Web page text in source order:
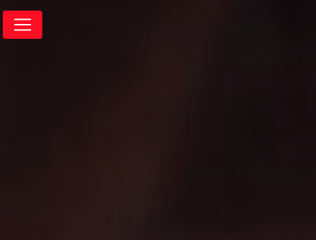
Panneau de gestion des cookies